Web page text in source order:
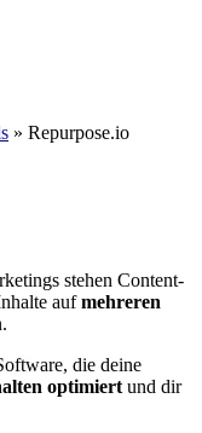
» Repurpose.io
stehen Content-
aufmehreren
die deine
optimiert und dir